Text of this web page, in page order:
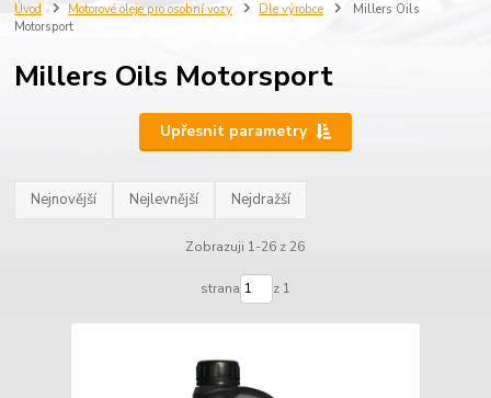
Úvod Motorové oleje pro osobní vozy Dle výrobce
Millers Oils
Motorsport
Millers Oils Motorsport
Upřesnit parametry
Nejnovější Nejlevnější Nejdražší
Zobrazuji 1-26 z 26
strana z 1